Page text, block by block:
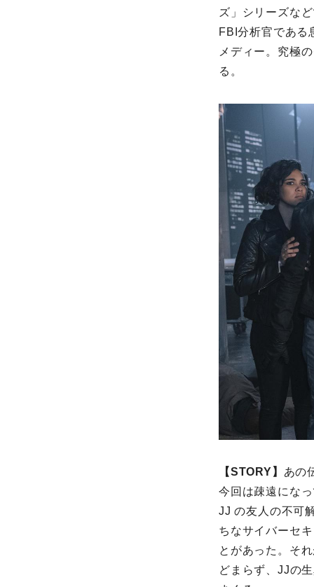
ズ」シリーズな
FBI分析官である
メディー。究極
る。
【STORY】 あの
今回は疎遠にな
JJ の友人の不可
ちなサイバーセ
とがあった。そ
どまらず、JJの